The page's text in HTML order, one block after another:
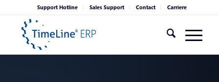
Support Hotline Sales Support Contact Carriere